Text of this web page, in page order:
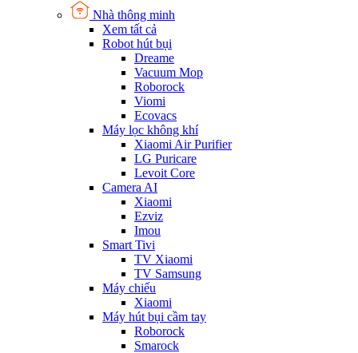
Nhà thông minh
Xem tất cả
Robot hút bụi
Dreame
Vacuum Mop
Roborock
Viomi
Ecovacs
Máy lọc không khí
Xiaomi Air Purifier
LG Puricare
Levoit Core
Camera AI
Xiaomi
Ezviz
Imou
Smart Tivi
TV Xiaomi
TV Samsung
Máy chiếu
Xiaomi
Máy hút bụi cầm tay
Roborock
Smarock